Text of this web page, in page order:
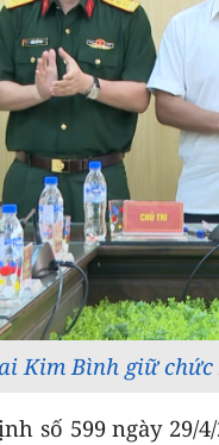
Kim Bình giữ
số 599 ngày 29/